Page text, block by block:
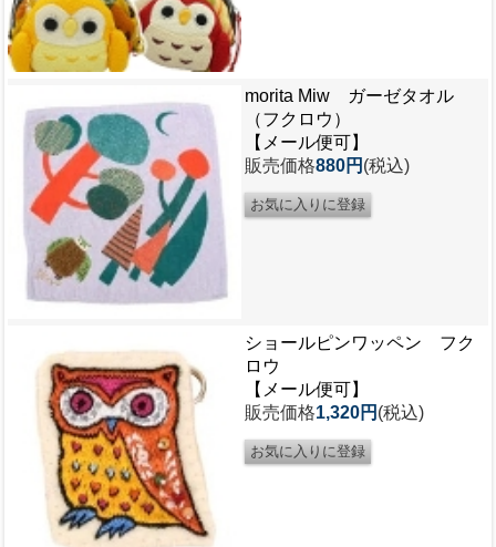
morita Miw ガーゼタオル
（フクロウ）
【メール便可】
販売価格880円 (税込)
ショールピンワッペン フク
ロウ
【メール便可】
販売価格1,320円 (税込)